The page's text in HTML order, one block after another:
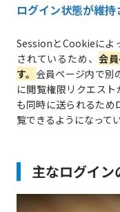
ログイン状態が維持
SessionとCookieによ
されているため、 会
す。 会員ページ内で別
に閲覧権限リクエス
も同時に送られるた
覧できるようになってい
主なログイン